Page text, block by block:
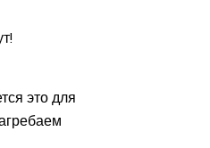
это для